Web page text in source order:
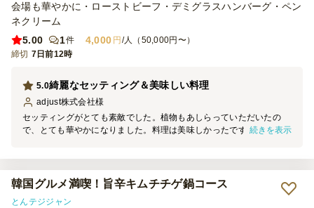
会場も華やかに・ローストビーフ・デミグラスハンバーグ・ペン
ネクリーム
5.00
1件 4,000 円 /人（50,000円〜）
締切 7日前12時
綺麗なセッティング＆美味しい料理
5.0
adjust株式会社様
セッティングがとても素敵でした。植物もあしらっていただいたの
で、とても華やかになりました。料理は美味しかったです。うちの会
続きを表示
韓国グルメ満喫！旨辛キムチチゲ鍋コース
とんテジジャン